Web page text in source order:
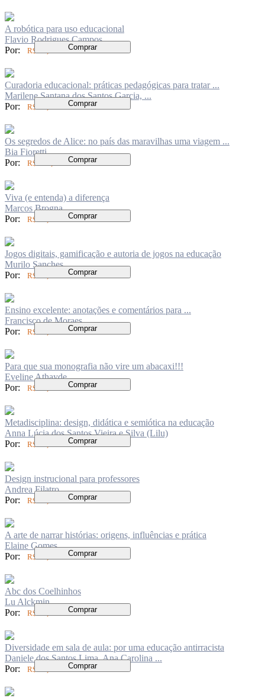
A robótica para uso educacional
Flavio Rodrigues Campos
Por:
R$ 84,00 Comprar
Curadoria educacional: práticas pedagógicas para tratar ...
Marilene Santana dos Santos Garcia, ...
Por:
R$ 74,00 Comprar
Os segredos de Alice: no país das maravilhas uma viagem ...
Bia Fioretti
Por:
R$ 120,00 Comprar
Viva (e entenda) a diferença
Marcos Brogna
Por:
R$ 76,00 Comprar
Jogos digitais, gamificação e autoria de jogos na educação
Murilo Sanches
Por:
R$ 84,00 Comprar
Ensino excelente: anotações e comentários para ...
Francisco de Moraes
Por:
R$ 62,00 Comprar
Para que sua monografia não vire um abacaxi!!!
Eveline Athayde
Por:
R$ 72,00 Comprar
Metadisciplina: design, didática e semiótica na educação
Anna Lúcia dos Santos Vieira e Silva (Lilu)
Por:
R$ 60,00 Comprar
Design instrucional para professores
Andrea Filatro
Por:
R$ 89,00 Comprar
A arte de narrar histórias: origens, influências e prática
Elaine Gomes
Por:
R$ 62,00 Comprar
Abc dos Coelhinhos
Lu Alckmin
Por:
R$ 83,00 Comprar
Diversidade em sala de aula: por uma educação antirracista
Daniele dos Santos Lima, Ana Carolina ...
Por:
R$ 60,00 Comprar